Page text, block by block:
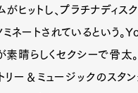
ヒットし、プラチナディ
ミネートされているという
晴らしくセクシーで骨太
ー＆ミュージックのスタ